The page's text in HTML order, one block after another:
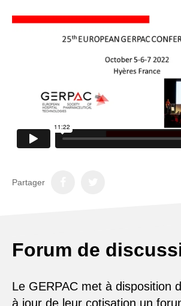
Partager
Forum de
Le GERPAC met à disposition
à jour de leur cotisation un